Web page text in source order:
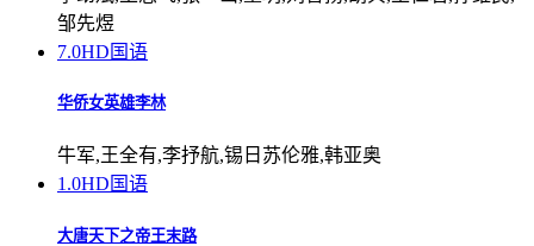
邹先煜
7.0HD国语
华侨女英雄李林
牛军,王全有,李抒航,锡日苏伦雅,韩亚奥
1.0HD国语
大唐天下之帝王末路